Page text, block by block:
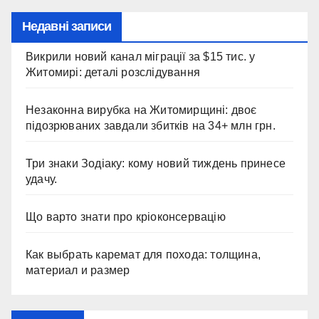
Недавні записи
Викрили новий канал міграції за $15 тис. у
Житомирі: деталі розслідування
Незаконна вирубка на Житомирщині: двоє
підозрюваних завдали збитків на 34+ млн грн.
Три знаки Зодіаку: кому новий тиждень принесе
удачу.
Що варто знати про кріоконсервацію
Как выбрать каремат для похода: толщина,
материал и размер